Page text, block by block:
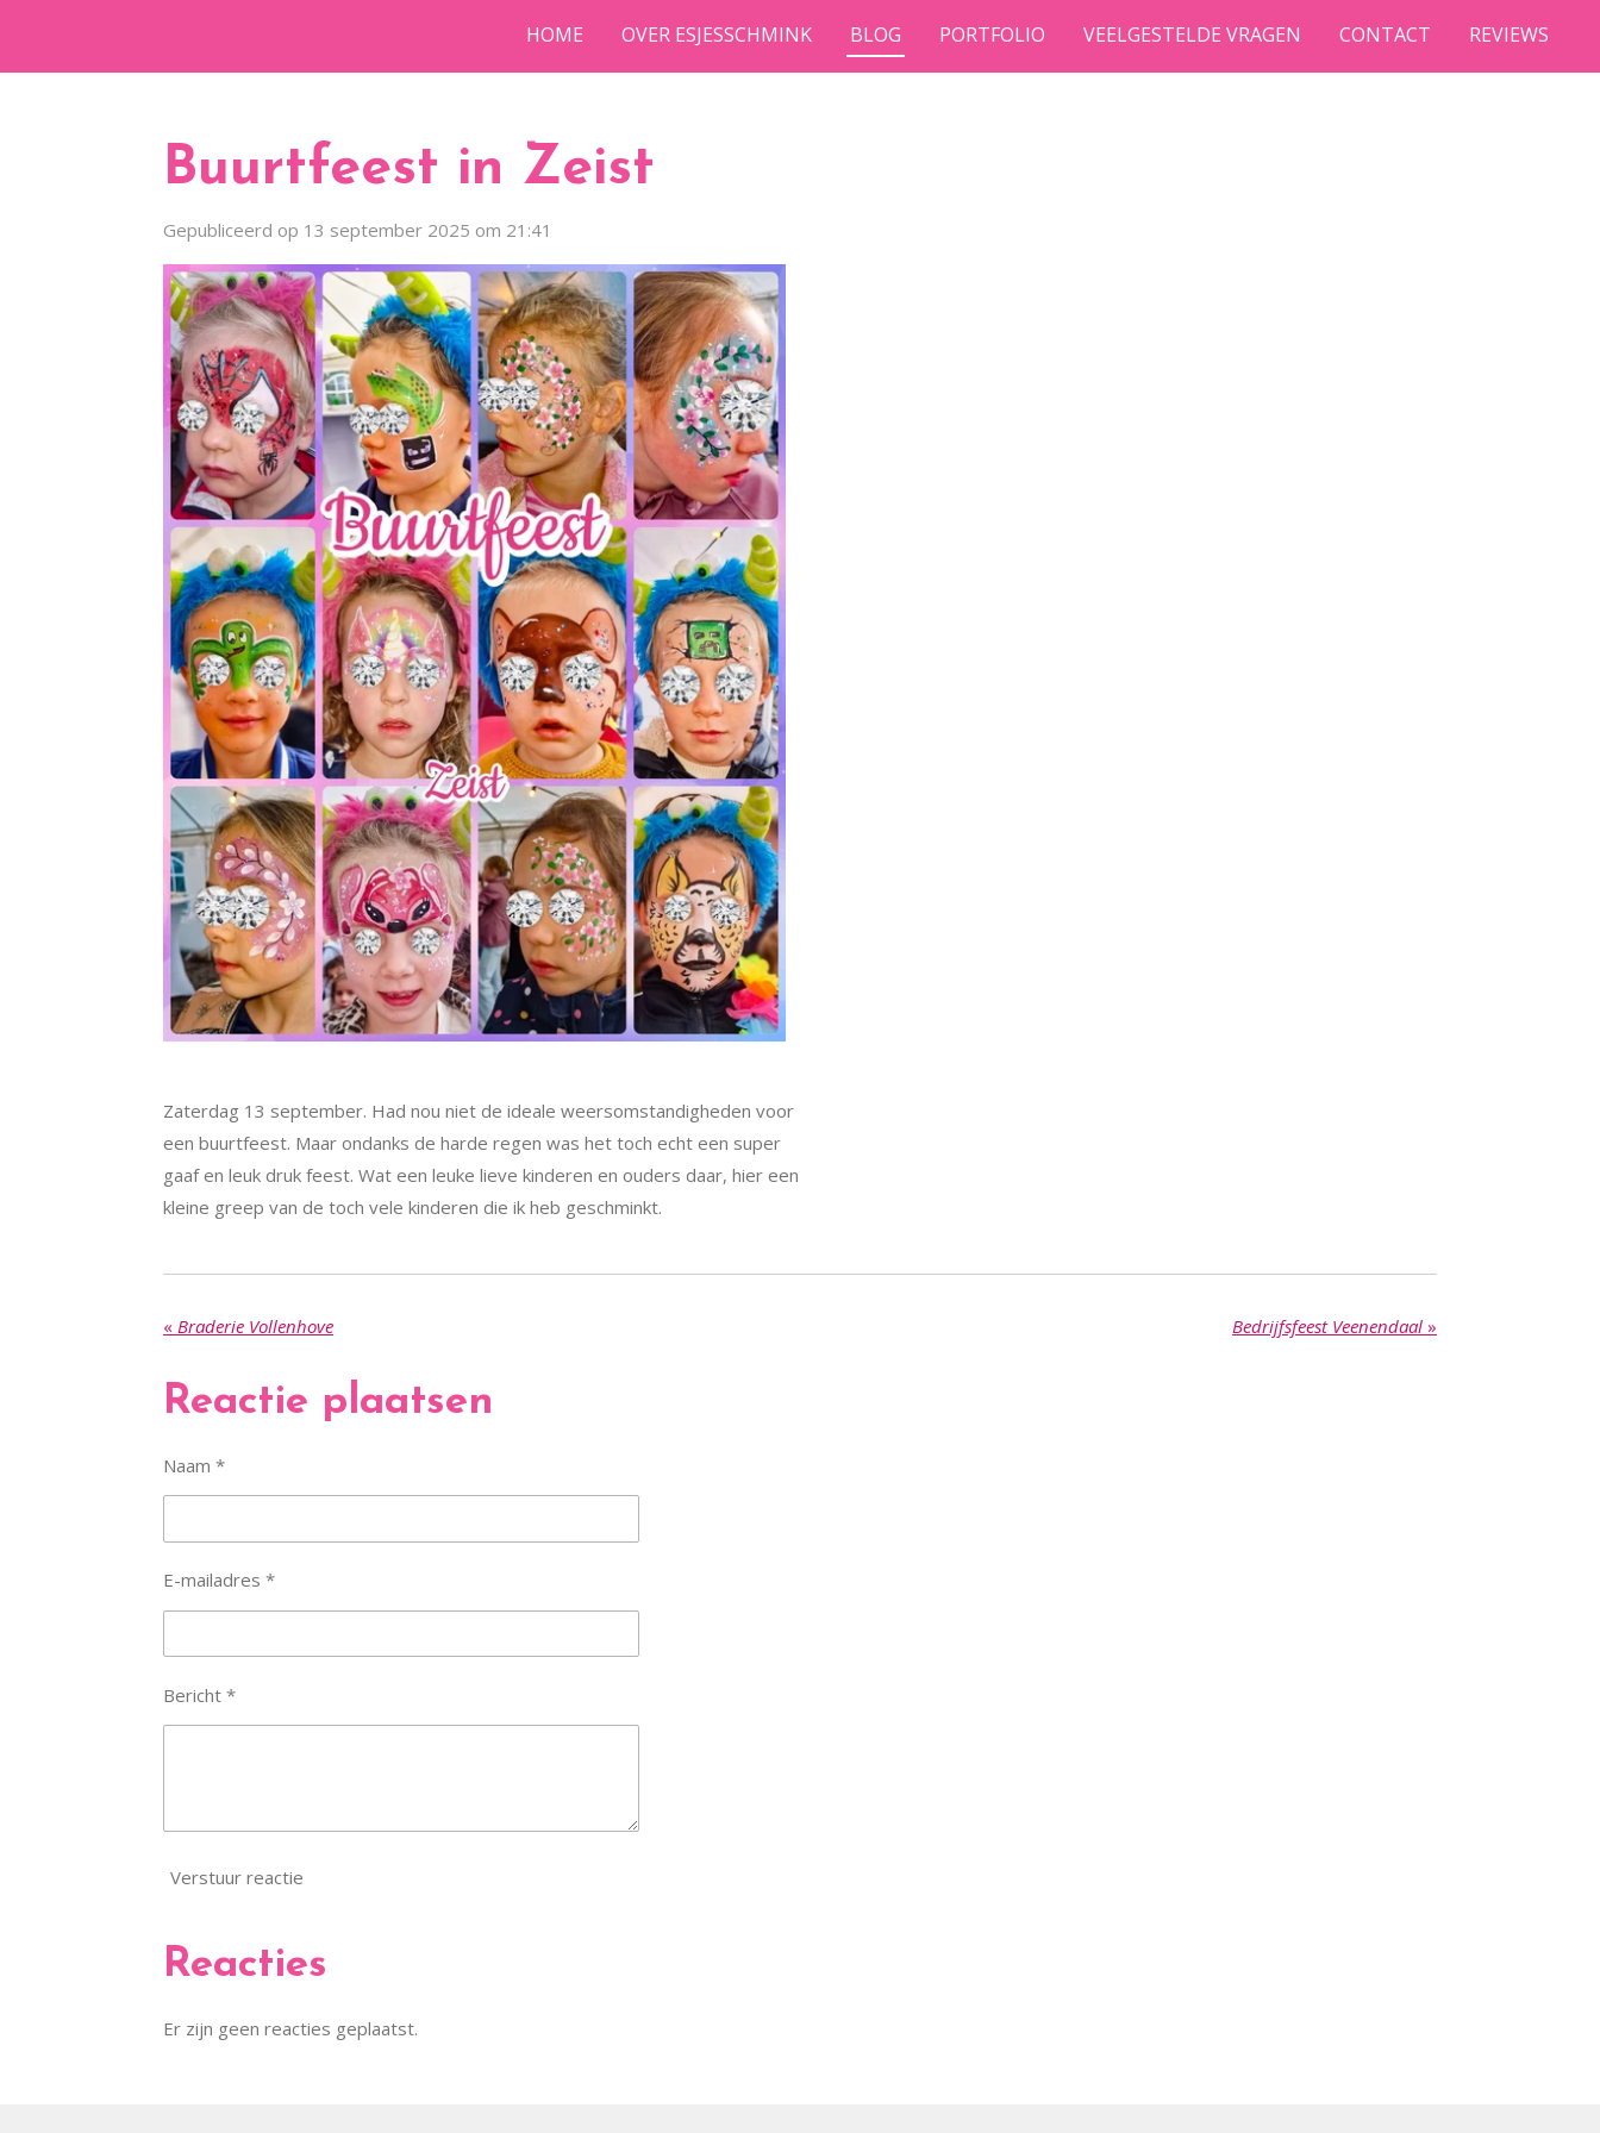
HOME OVER ESJESSCHMINK BLOG PORTFOLIO VEELGESTELDE VRAGEN CONTACT REVIEWS
Buurtfeest in Zeist
Gepubliceerd op 13 september 2025 om 21:41
Zaterdag 13 september. Had nou niet de ideale weersomstandigheden voor
een buurtfeest. Maar ondanks de harde regen was het toch echt een super
gaaf en leuk druk feest. Wat een leuke lieve kinderen en ouders daar, hier een
kleine greep van de toch vele kinderen die ik heb geschminkt.
« Braderie Vollenhove Bedrijfsfeest Veenendaal »
Reactie plaatsen
Naam *
E-mailadres *
Bericht *
Verstuur reactie
Reacties
Er zijn geen reacties geplaatst.